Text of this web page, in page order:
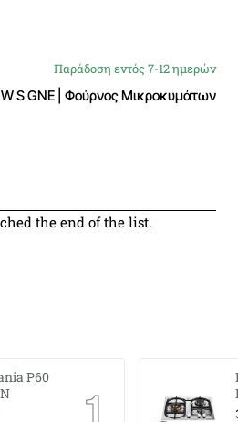
Παράδοση εντός 7-12 ημερών
S GNE | Φούρνος Μικροκυμάτων
the end of the list.
P60